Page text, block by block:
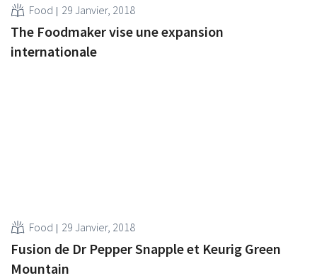
Food 29 Janvier, 2018
The Foodmaker vise une expansion
internationale
Food 29 Janvier, 2018
Fusion de Dr Pepper Snapple et Keurig Green
Mountain